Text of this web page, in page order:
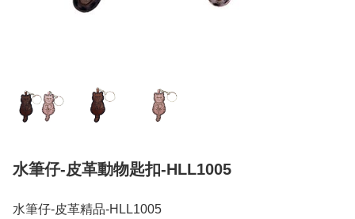
水筆仔-皮革動物匙扣-HLL1005
水筆仔-皮革精品-HLL1005